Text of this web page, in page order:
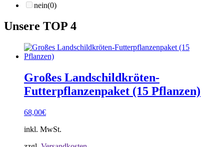
nein(0)
Unsere TOP 4
Großes Landschildkröten-
Futterpflanzenpaket (15 Pflanzen)
68,00€
inkl. MwSt.